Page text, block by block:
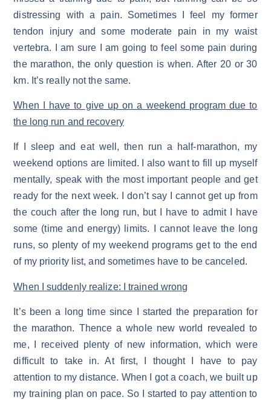
distressing with a pain. Sometimes I feel my former
tendon injury and some moderate pain in my waist
vertebra. I am sure I am going to feel some pain during
the marathon, the only question is when. After 20 or 30
km. It’s really not the same.
When I have to give up on a weekend program due to
the long run and recovery
If I sleep and eat well, then run a half-marathon, my
weekend options are limited. I also want to fill up myself
mentally, speak with the most important people and get
ready for the next week. I don’t say I cannot get up from
the couch after the long run, but I have to admit I have
some (time and energy) limits. I cannot leave the long
runs, so plenty of my weekend programs get to the end
of my priority list, and sometimes have to be canceled.
When I suddenly realize: I trained wrong
It’s been a long time since I started the preparation for
the marathon. Thence a whole new world revealed to
me, I received plenty of new information, which were
difficult to take in. At first, I thought I have to pay
attention to my distance. When I got a coach, we built up
my training plan on pace. So I started to pay attention to